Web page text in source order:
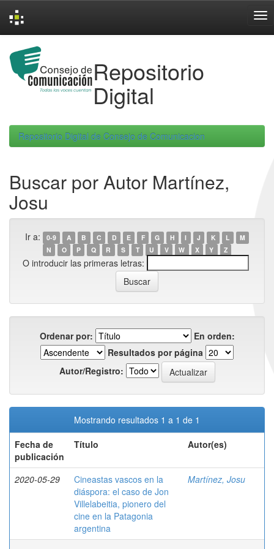
navigation
Repositorio
Digital
Repositorio Digital de Consejo de Comunicacion
Buscar por Autor Martínez,
Josu
Ir a: 0-9 A B C D E F G H I J K L
M
N
O P Q R S T U V W X Y Z
O introducir las primeras letras:
Ordenar por:
En orden:
Resultados por página
Autor/Registro:
Mostrando resultados 1 a 1 de 1
Fecha de
publicación
Título Autor(es)
2020-05-29
Cineastas vascos en la
diáspora: el caso de Jon
Villelabeitia, pionero del
cine en la Patagonia
argentina
Martínez, Josu